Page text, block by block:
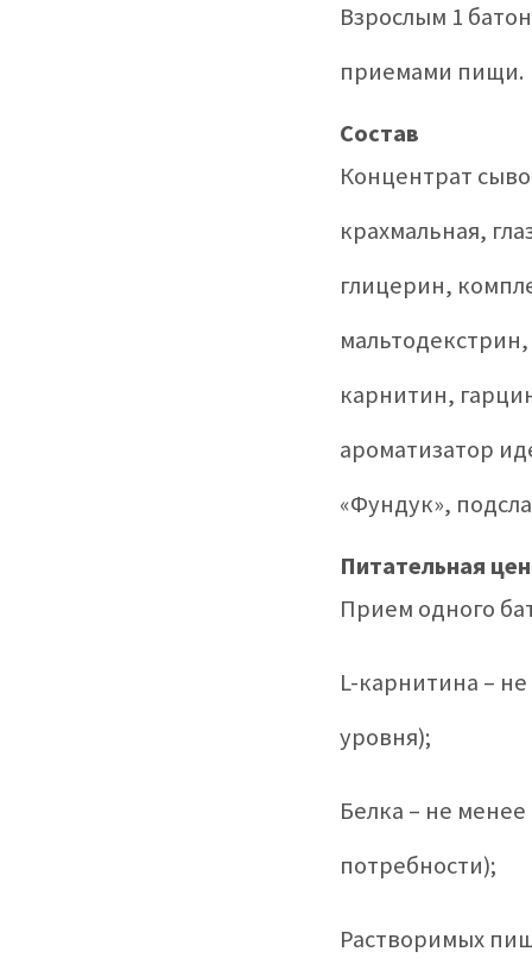
Взрослым 1
приемами пищи.
Состав
Концентрат
крахмальная,
глицерин,
карнитин,
ароматизатор
«Фундук»,
Питательная
Прием одного
L-карнитина –
уровня);
Белка – не
потребности);
Растворимых